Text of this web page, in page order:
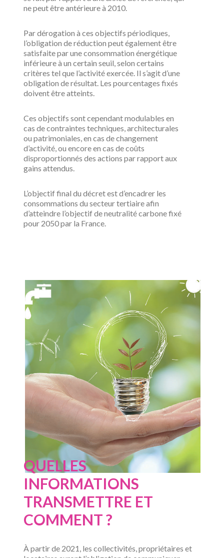
ne peut être antérieure à 2010.
Par dérogation à ces objectifs périodiques,
l’obligation de réduction peut également être
satisfaite par une consommation énergétique
inférieure à un certain seuil, selon certains
critères tel que l’activité exercée. Il s’agit d’une
obligation de résultat. Les pourcentages fixés
doivent être atteints.
Ces objectifs sont cependant modulables en
cas de contraintes techniques, architecturales
ou patrimoniales, en cas de changement
d’activité, ou encore en cas de coûts
disproportionnés des actions par rapport aux
gains attendus.
L’objectif final du décret est d’encadrer les
consommations du secteur tertiaire afin
d’atteindre l’objectif de neutralité carbone fixé
pour 2050 par la France.
QUELLES
INFORMATIONS
TRANSMETTRE ET
COMMENT ?
À partir de 2021, les collectivités, propriétaires et